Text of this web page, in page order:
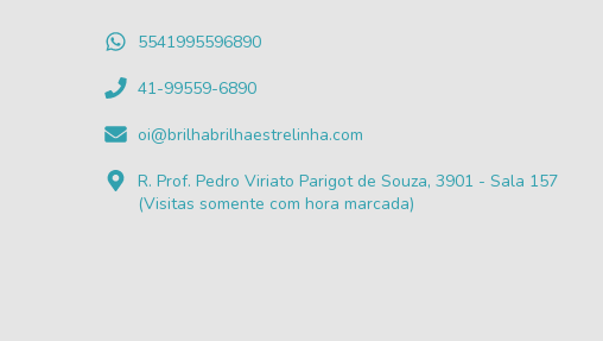
5541995596890
41-99559-6890
oi@brilhabrilhaestrelinha.com
R. Prof. Pedro Viriato Parigot de Souza, 3901 - Sala 157
(Visitas somente com hora marcada)